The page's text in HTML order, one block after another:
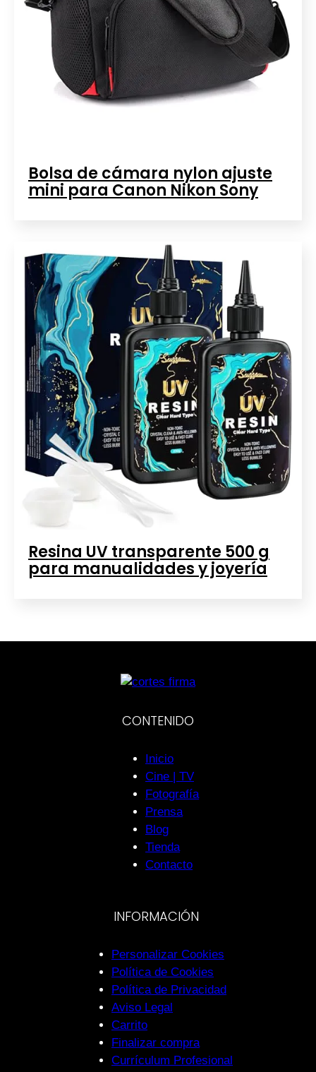
Bolsa de cámara nylon ajuste
mini para Canon Nikon Sony
Resina UV transparente 500 g
para manualidades y joyería
CONTENIDO
Inicio
Cine | TV
Fotografía
Prensa
Blog
Tienda
Contacto
INFORMACIÓN
Personalizar Cookies
Política de Cookies
Política de Privacidad
Aviso Legal
Carrito
Finalizar compra
Currículum Profesional